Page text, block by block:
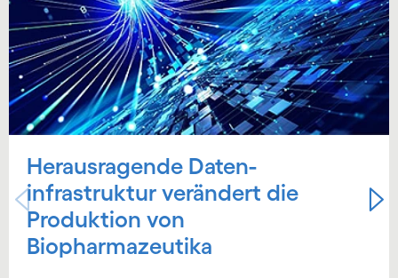
Herausragende Daten­
infrastruktur verändert die
Produktion von
Biopharmazeutika